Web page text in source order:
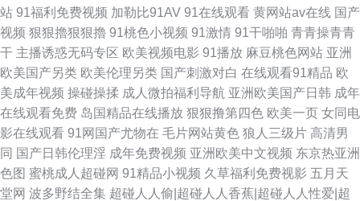
站 91福利免费视频 加勒比91AV 91在线观看 黄网站av在线 国产
视频 狠狠擼狠狠擼 91桃色小视频 91激情 91干啪啪 青青操青青
干 主播诱惑无码专区 欧美视频电影 91播放 麻豆桃色网站 亚洲
欧美国产另类 欧美伦理另类 国产刺激对白 在线观看91精品 欧
美成年视频 操碰操揉 成人微拍福利导航 亚洲欧美国产日韩 成年
在线观看免费 岛国精品在线播放 狠狠撸第四色 欧美一页 女同电
影在线观看 91网国产尤物在 毛片网站黄色 狼人三级片 高清男
同 国产日韩伦理淫 成年免费视频 亚洲欧美中文视频 东京热亚洲
色图 蜜桃成人超碰网 91精品小视频 久草福利免费视影 五月天
堂网 波多野结全集 超碰人人偷|超碰人人香蕉|超碰人人性爱|超